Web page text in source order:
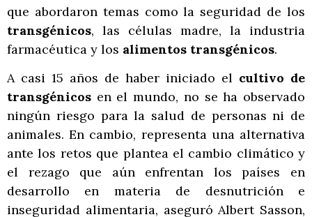
que abordaron temas como la seguridad de los
transgénicos, las células madre, la industria
farmacéutica y los alimentos transgénicos.
A casi 15 años de haber iniciado el cultivo de
transgénicos en el mundo, no se ha observado
ningún riesgo para la salud de personas ni de
animales. En cambio, representa una alternativa
ante los retos que plantea el cambio climático y
el rezago que aún enfrentan los países en
desarrollo en materia de desnutrición e
inseguridad alimentaria, aseguró Albert Sasson,